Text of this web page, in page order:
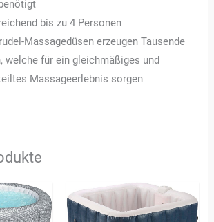
bis zu 4 Personen
Massagedüsen erzeugen Tausende
welche für ein gleichmäßiges und
Massageerlebnis sorgen